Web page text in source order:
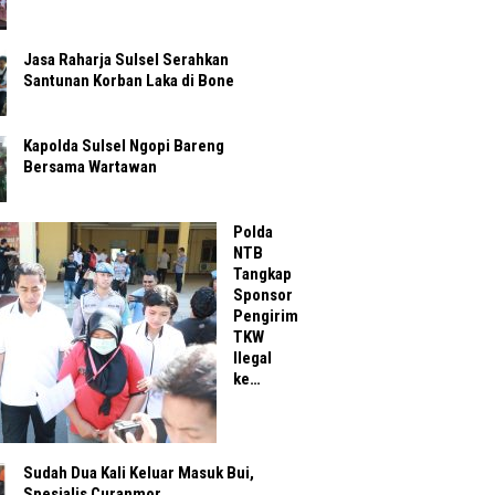
Jasa Raharja Sulsel Serahkan
Santunan Korban Laka di Bone
Kapolda Sulsel Ngopi Bareng
Bersama Wartawan
Polda
NTB
Tangkap
Sponsor
Pengirim
TKW
Ilegal
ke…
Sudah Dua Kali Keluar Masuk Bui,